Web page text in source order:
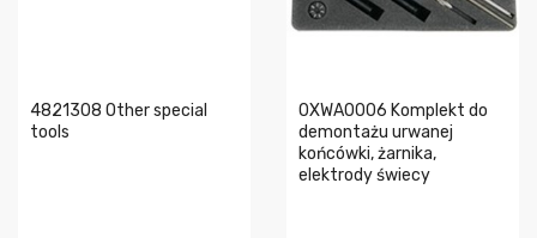
4821308 Other special
tools
0XWA0006 Komplekt do
demontażu urwanej
końcówki, żarnika,
elektrody świecy